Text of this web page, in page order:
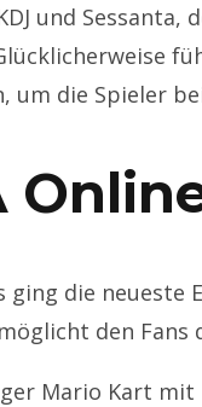
und
um die Spieler
ging die
den Fans
Mario Kart